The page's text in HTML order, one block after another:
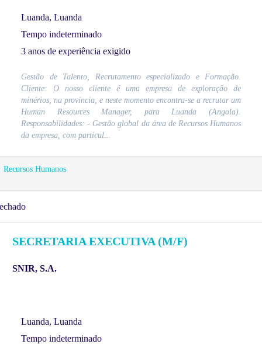
Luanda, Luanda
Tempo indeterminado
3 anos de experiência exigido
Gestão de Talento, Recrutamento especializado e Formação.
Cliente: O nosso cliente é uma empresa de exploração de
minérios, na província, e neste momento encontra-se a recrutar um
Human Resources Manager, para Luanda (Angola).
Responsabilidades: - Gestão global da área de Recursos Humanos
da empresa, com particul...
Recursos Humanos
SECRETARIA EXECUTIVA (M/F)
SNIR, S.A.
Luanda, Luanda
Tempo indeterminado